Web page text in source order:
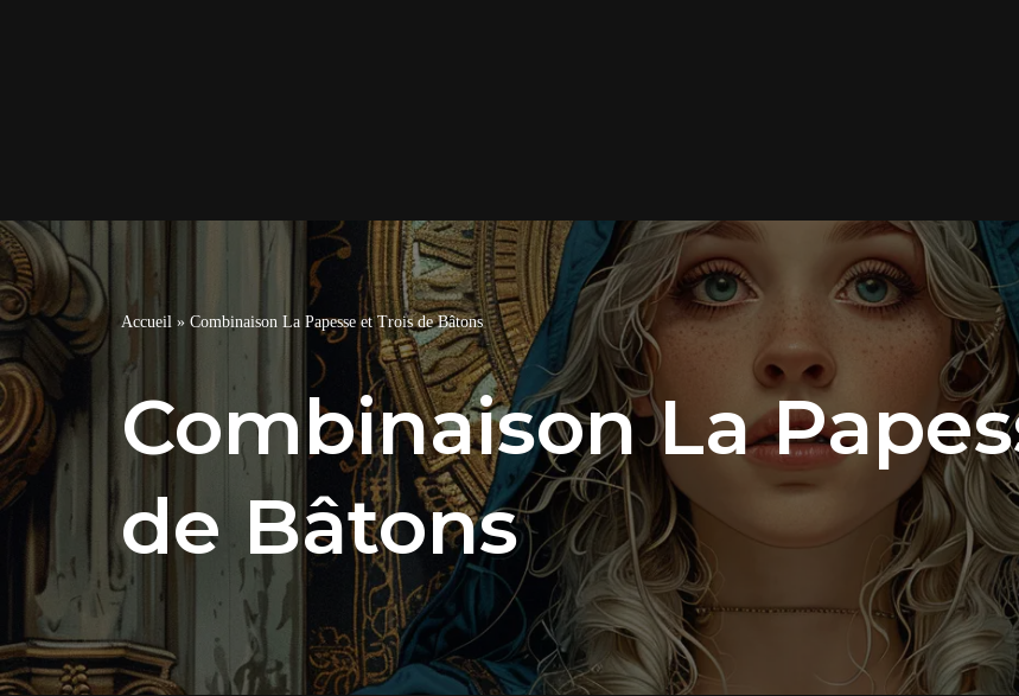
Accueil » Combinaison La Papesse et Trois de Bâtons
Combinaison La
de Bâtons